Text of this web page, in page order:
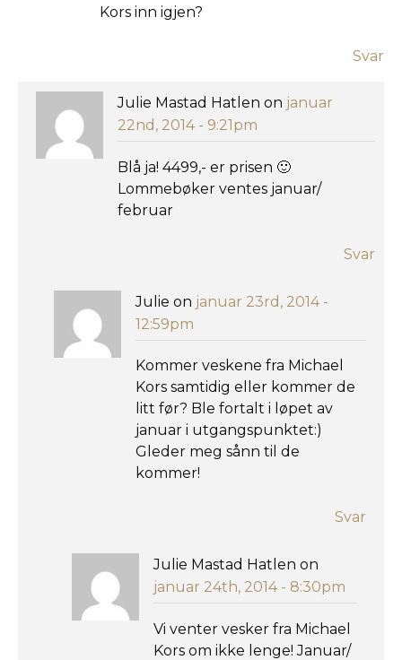
Kors inn igjen?
Svar
Julie Mastad Hatlen on januar
22nd, 2014 - 9:21pm
Blå ja! 4499,- er prisen 🙂
Lommebøker ventes januar/
februar
Svar
Julie on januar 23rd, 2014 -
12:59pm
Kommer veskene fra Michael
Kors samtidig eller kommer de
litt før? Ble fortalt i løpet av
januar i utgangspunktet:)
Gleder meg sånn til de
kommer!
Svar
Julie Mastad Hatlen on
januar 24th, 2014 - 8:30pm
Vi venter vesker fra Michael
Kors om ikke lenge! Januar/